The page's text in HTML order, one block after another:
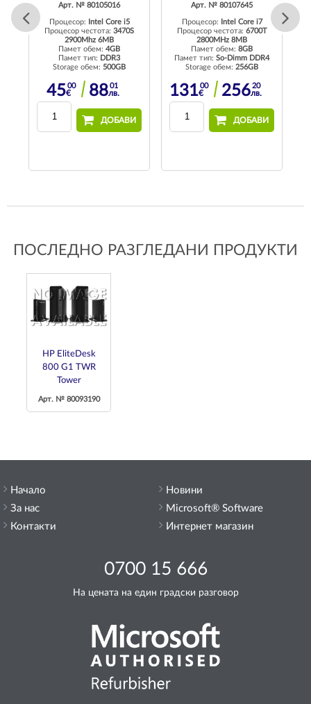
Арт. № 80105016
Процесор:
Intel Core i5
Процесор честота: 3470S
2900Mhz 6MB
Памет обем: 4GB
Памет тип: DDR3
Storage обем: 500GB
4500
€ 8801
лв.
ДОБАВИ
Арт. № 80107645
Процесор:
Intel Core i7
Процесор честота: 6700T
2800MHz 8MB
Памет обем: 8GB
Памет тип: So-Dimm DDR4
Storage обем: 256GB
13100
€ 25620
лв.
ДОБАВИ
ПОСЛЕДНО РАЗГЛЕДАНИ ПРОДУКТИ
HP EliteDesk
800 G1 TWR
Tower
Арт. № 80093190
Начало
За нас
Контакти
0700 15 666
На цената на един градски разговор
Новини
Microsoft® Software
Интернет магазин